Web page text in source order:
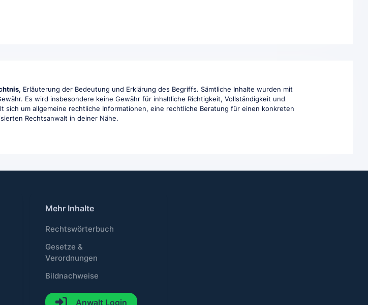
, Erläuterung der Bedeutung und Erklärung des Begriffs. Sämtliche Inhalte wurden mit
Es wird insbesondere keine Gewähr für inhaltliche Richtigkeit, Vollständigkeit und
um allgemeine rechtliche Informationen, eine rechtliche Beratung für einen konkreten
Rechtsanwalt in deiner Nähe.
Mehr Inhalte
Rechtswörterbuch
Gesetze &
Verordnungen
Bildnachweise
Anwalt Login